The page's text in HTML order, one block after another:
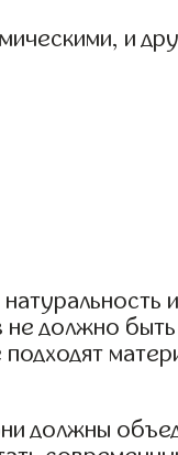
и
должно
подходят
должны